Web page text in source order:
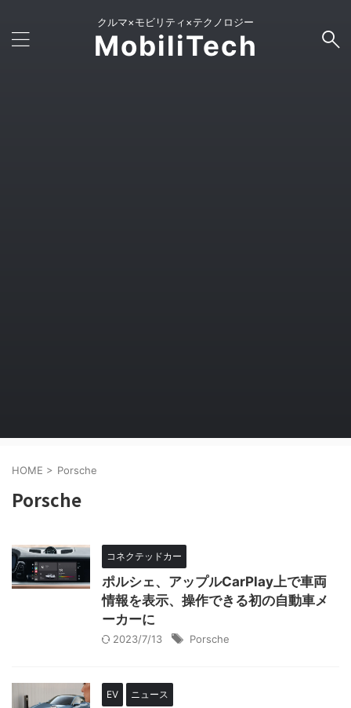
クルマ×モビリティ×テクノロジー
MobiliTech
HOME > Porsche
Porsche
コネクテッドカー
ポルシェ、アップルCarPlay上で車両
情報を表示、操作できる初の自動車メ
ーカーに
2023/7/13 Porsche
EV ニュース